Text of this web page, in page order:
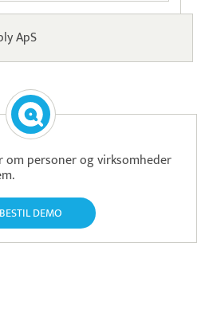
ApS
om personer og virksomheder
BESTIL DEMO